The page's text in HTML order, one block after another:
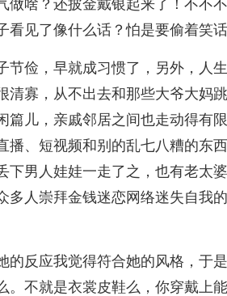
做啥？还披金戴银起来了！不不
见了像什么话？怕是要偷着笑话
节俭，早就成习惯了，另外，人
清寡，从不出去和那些大爷大妈
篇儿，亲戚邻居之间也走动得有
播、短视频和别的乱七八糟的东
下男人娃娃一走了之，也有老太
多人崇拜金钱迷恋网络迷失自我
的反应我觉得符合她的风格，于
。不就是衣裳皮鞋么，你穿戴上